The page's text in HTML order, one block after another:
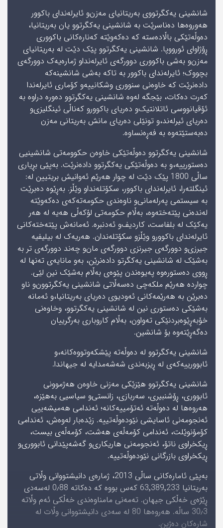
شانشینی یەکگرتووی بەریتانیای مەزن‌و ئایرلەندای باکوور
ھەوروەھا دەناسرێت بە شانشینی یەکگرتوو یان بەریتانیا،
دەوڵەتێکی باڵادەستە کە دەکەوێتە کەنارەکانی باکووری
ڕۆژاوای ئورووپا. شانشینی یەکگرتوو پێک دێت لە بەریتانیای
مەزن‌و بەشی باکووری دوورگەی ئایرلەندا‌و ژمارەیەک دوورگەی
بچووک؛ ئایرلەندای باکوور بە تاکە بەشی شانشینەکە
دادەنرێت کە خاوەنی سنووری وشکانییە‌و کۆماری ئایرلەندا
کەرت دەکات، بێجگە لەوە شانشینی یەکگرتوو دەورە دراوە بە
ئۆقیانووسی ئاتلانتیک‌و دەریای باکوور‌و کەناڵی ئینگلیزی‌و
دەریای ئیرلەند،‌و تونێلی دەریای مانش بەریتانی مەزن
دەبەستێتەوە بە فەڕەنساوە.
شانشینی یەکگرتوو دەوڵەتێکی خاوەن حكوومه‌تی‌ شانشینیی
دەستورییە،‌و بە دەوڵەتێکی یەکگرتوو دادەنرێت. بەپێی بڕیاری
ساڵی 1800 پێک دێت لە چوار ھەرێم ئەوانیش بریتیین لە:
ئینگلتەرا، ئایرلەندای باکوور، سکۆتلەندا‌و وێڵز. بەڕێوە دەبرێت
بە سیستمی پەرلەمانی‌و ناوەندی حکومەتەکەی دەکەوێتە
لەندەنی پێته‌ختەوە، بەڵام حکومەتی لۆکەڵی ھەیە لە ھەر
یەکێک لە بلفاست، کاردیف‌و ئەدنبرە. ئەمانەش پێته‌ختەکانی
ئایرلەندای باکوور‌و وێڵز‌و سکۆتلەندان. ھەریەک لە بیلیفیە
جیرزی‌و دوورگەی جیرنزی دوورگەی مان‌و چەند دوورگەی تر بە
بەشێک لە شانشینی یەکگرتو دادەنرێن، بەو مانایەی تەنھا لە
ڕووی دەستورەوە پەیوەندن پێوەی بەڵام بەشێک نین لێی.
چواردە ھەرێم ملکەچی دەسەڵاتی شانشینی یەکگرتوون‌و ناو
دەبرێن بە ھەرێمەکانی ئەودیوی دەریای بەریتانیا،‌و ئەمانە
بەشێکی دەستوری نین لە شانشینی یەکگرتوو، وخاوەنی
خۆبەڕێوەبردنێکی تەواون، بەڵام کاروباری بەرگرییان
دەگەڕێتەوە بۆ شانشین.
شانشینی یەکگرتوو لە دەوڵەتە پێشکەوتووەکانە،‌و
ئابوورییەکەی لە ڕیزبەندی شەشەمدایە لە جیھاندا.
شانشینی یەکگرتوو ھێزێکی مەزنی خاوەن ھەژموونی
ئابووری، ڕۆشنبیری، سەربازی، زانستی‌و سیاسیی بەھێزە،
ھەروەھا لە دەوڵەتە ئەتۆمییەکانە؛ ئەندامی ھەمیشەییی
ئەنجومەنی ئاسایشی نێودەوڵەتییە. زێدەبار لەوەش، ئەندامی
کۆمۆنوێلت، ئەندامی کۆمەڵەی ھەشت، کۆمەڵەی بیست،
ڕیکخراوی ناتۆ، ئەنجومەنی ھاریکاری‌و گەشەپێدانی ئابووری‌و
ڕیکخراوی بازرگانی نێودەوڵەتییە.
بەپێی ئامارەکانی ساڵی 2013، ژمارەی دانیشتووانی وڵاتی
بەریتانیا 63٬389٬233 کەس بووە کە دەکاتە 0٫88 لەسەدی
ڕێژەی خەڵکی جیھان. تەمەنی مامناوەندی خەڵکی ئەم وڵاتە
30٫3 ساڵە. ھەروەھا 80 لە سەدی دانیشتووانی وڵات لە
شارەکان دەژین.